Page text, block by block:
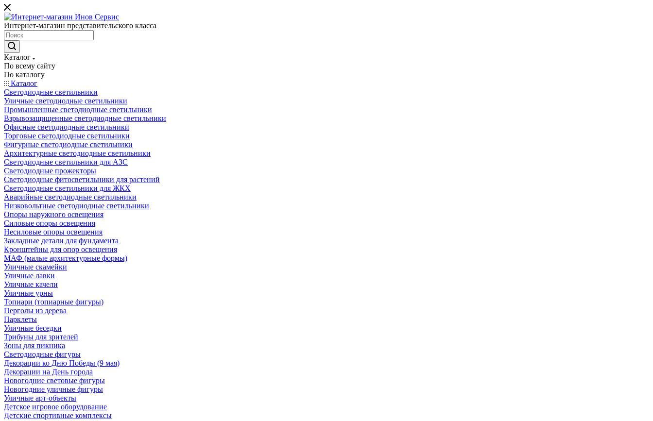
Интернет-магазин представительского класса
Каталог
По всему сайту
По каталогу
Каталог
Светодиодные светильники
Уличные светодиодные светильники
Промышленные светодиодные светильники
Взрывозащищенные светодиодные светильники
Офисные светодиодные светильники
Торговые светодиодные светильники
Фигурные светодиодные светильники
Архитектурные светодиодные светильники
Светодиодные светильники для АЗС
Светодиодные прожекторы
Светодиодные фитосветильники для растений
Светодиодные светильники для ЖКХ
Аварийные светодиодные светильники
Низковольтные светодиодные светильники
Опоры наружного освещения
Силовые опоры освещения
Несиловые опоры освещения
Закладные детали для фундамента
Кронштейны для опор освещения
МАФ (малые архитектурные формы)
Уличные скамейки
Уличные лавки
Уличные качели
Уличные урны
Топиари (топиарные фигуры)
Перголы из дерева
Парклеты
Уличные беседки
Трибуны для зрителей
Зоны для пикника
Светодиодные фигуры
Декорации ко Дню Победы (9 мая)
Декорации на День города
Новогодние световые фигуры
Новогодние уличные фигуры
Уличные арт-объекты
Детское игровое оборудование
Детские спортивные комплексы